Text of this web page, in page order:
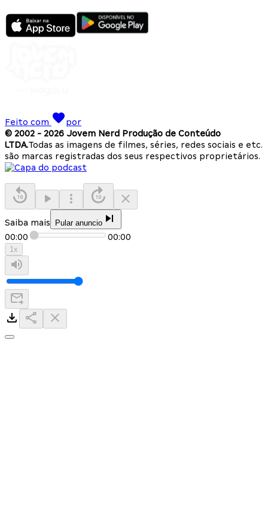
Feito com
por
© 2002 - 2026 Jovem Nerd Produção de Conteúdo
LTDA.Todas as imagens de filmes, séries, redes sociais e etc.
são marcas registradas dos seus respectivos proprietários.
Saiba mais Pular anuncio
00:00 00:00
1x